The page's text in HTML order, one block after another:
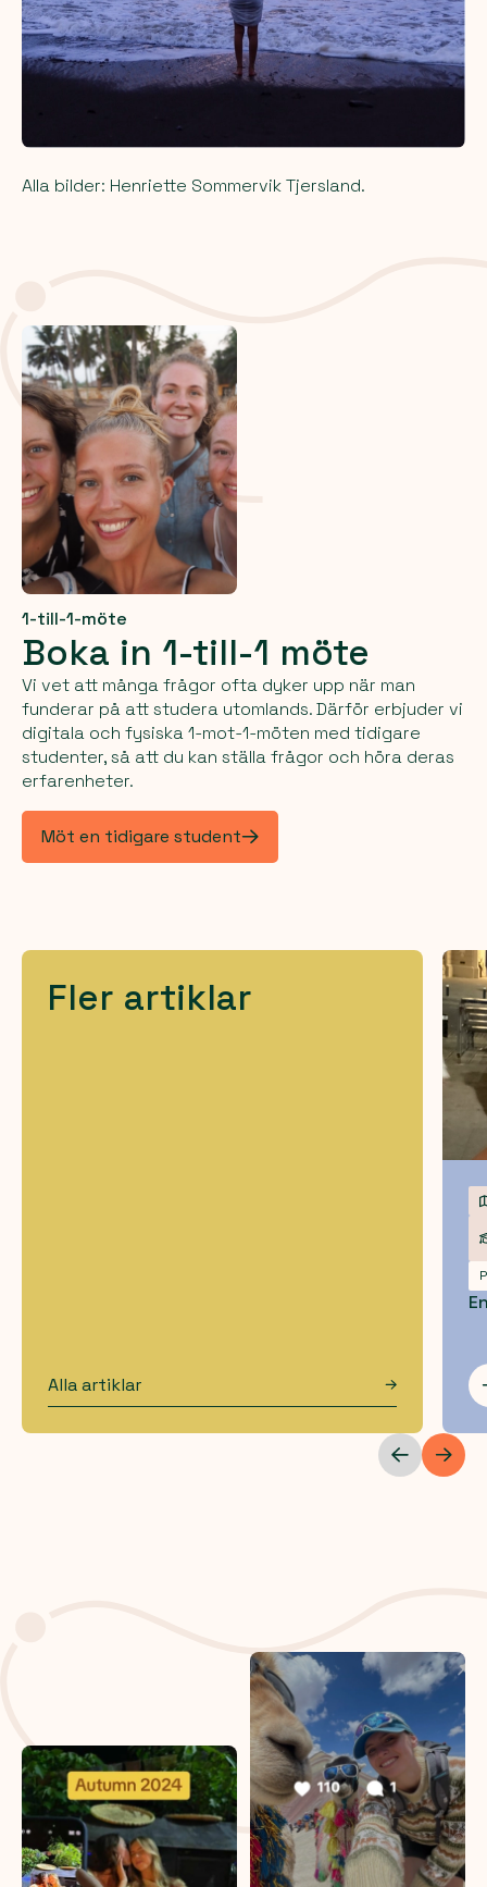
Alla bilder: Henriette Sommervik Tjersland.
1-till-1-möte
Boka in 1-till-1 möte
Vi vet att många frågor ofta dyker upp när man
funderar på att studera utomlands. Därför erbjuder vi
digitala och fysiska 1-mot-1-möten med tidigare
studenter, så att du kan ställa frågor och höra deras
erfarenheter.
Möt en tidigare student
Fler artiklar
Alla artiklar